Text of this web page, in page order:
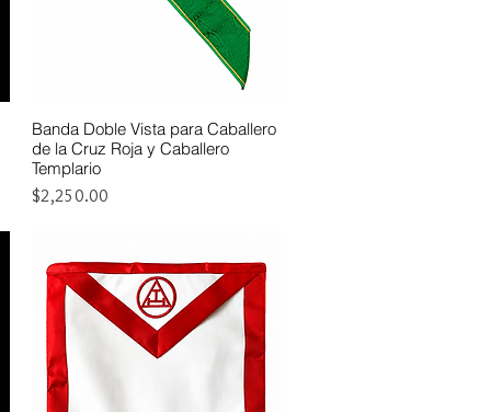
Vista rápida
Banda Doble Vista para Caballero
de la Cruz Roja y Caballero
Templario
Precio
$2,250.00